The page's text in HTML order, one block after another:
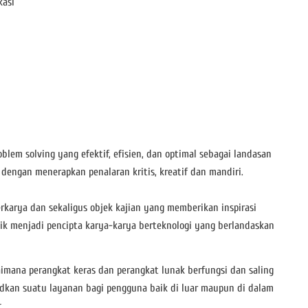
solving yang efektif, efisien, dan optimal sebagai landasan
menerapkan penalaran kritis, kreatif dan mandiri.
dan sekaligus objek kajian yang memberikan inspirasi
menjadi pencipta karya-karya berteknologi yang berlandaskan
perangkat keras dan perangkat lunak berfungsi dan saling
suatu layanan bagi pengguna baik di luar maupun di dalam